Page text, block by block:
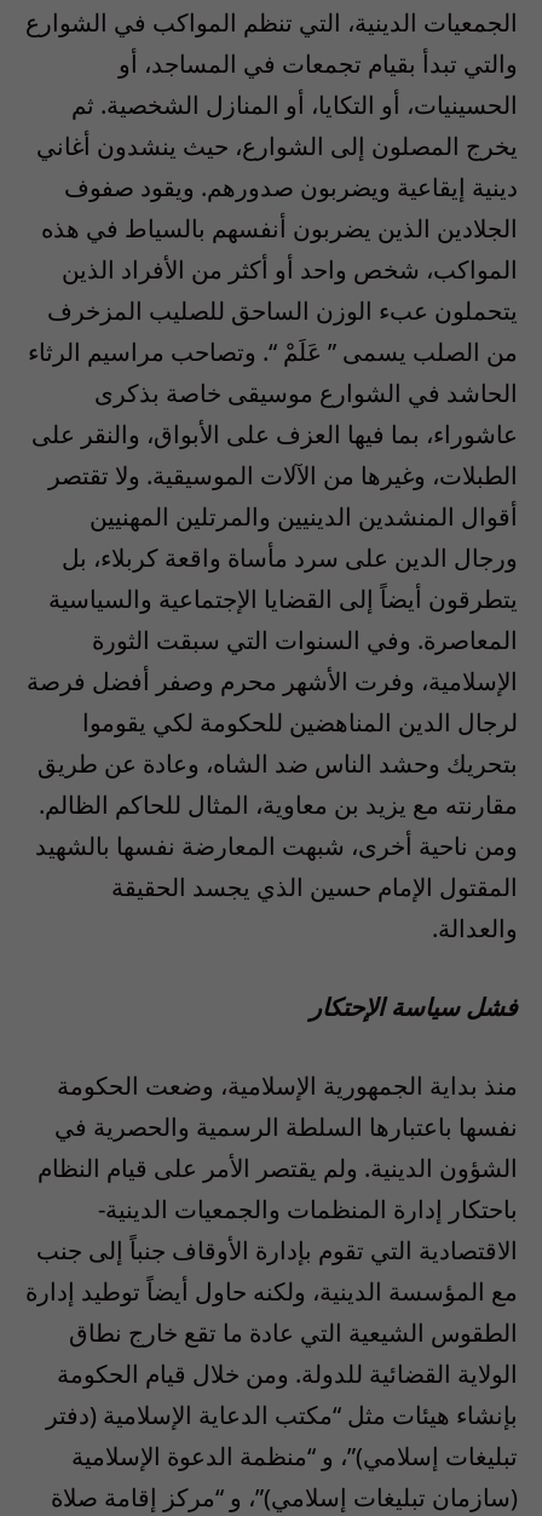
الجمعيات الدينية، التي تنظم المواكب في الشوارع
والتي تبدأ بقيام تجمعات في المساجد، أو
الحسينيات، أو التكايا، أو المنازل الشخصية. ثم
يخرج المصلون إلى الشوارع، حيث ينشدون أغاني
دينية إيقاعية ويضربون صدورهم. ويقود صفوف
الجلادين الذين يضربون أنفسهم بالسياط في هذه
المواكب، شخص واحد أو أكثر من الأفراد الذين
يتحملون عبء الوزن الساحق للصليب المزخرف
من الصلب يسمى ” عَلَمْ “. وتصاحب مراسيم الرثاء
الحاشد في الشوارع موسيقى خاصة بذكرى
عاشوراء، بما فيها العزف على الأبواق، والنقر على
الطبلات، وغيرها من الآلات الموسيقية. ولا تقتصر
أقوال المنشدين الدينيين والمرتلين المهنيين
ورجال الدين على سرد مأساة واقعة كربلاء، بل
يتطرقون أيضاً إلى القضايا الإجتماعية والسياسية
المعاصرة. وفي السنوات التي سبقت الثورة
الإسلامية، وفرت الأشهر محرم وصفر أفضل فرصة
لرجال الدين المناهضين للحكومة لكي يقوموا
بتحريك وحشد الناس ضد الشاه، وعادة عن طريق
مقارنته مع يزيد بن معاوية، المثال للحاكم الظالم.
ومن ناحية أخرى، شبهت المعارضة نفسها بالشهيد
المقتول الإمام حسين الذي يجسد الحقيقة
والعدالة.
فشل سياسة الإحتكار
منذ بداية الجمهورية الإسلامية، وضعت الحكومة
نفسها باعتبارها السلطة الرسمية والحصرية في
الشؤون الدينية. ولم يقتصر الأمر على قيام النظام
باحتكار إدارة المنظمات والجمعيات الدينية-
الاقتصادية التي تقوم بإدارة الأوقاف جنباً إلى جنب
مع المؤسسة الدينية، ولكنه حاول أيضاً توطيد إدارة
الطقوس الشيعية التي عادة ما تقع خارج نطاق
الولاية القضائية للدولة. ومن خلال قيام الحكومة
بإنشاء هيئات مثل “مكتب الدعاية الإسلامية (دفتر
تبليغات إسلامي)”، و “منظمة الدعوة الإسلامية
(سازمان تبليغات إسلامي)”، و “مركز إقامة صلاة